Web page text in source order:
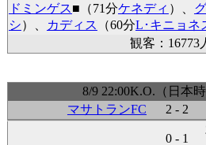
ドミンゲス■ （71分ケネディ ）、
シ）、 カディス （60分L･キニョネ
観客：
8/9 22:00K.O.（日本時
マサトランFC
2 - 2
0 - 1